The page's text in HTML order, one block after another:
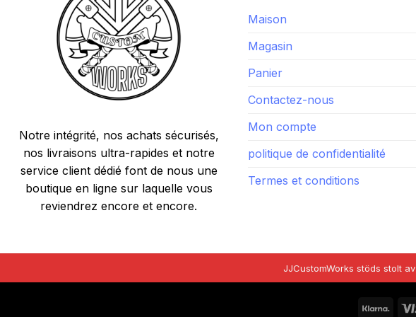
Notre intégrité, nos achats sécurisés,
nos livraisons ultra-rapides et notre
service client dédié font de nous une
boutique en ligne sur laquelle vous
reviendrez encore et encore.
Maison
Magasin
Panier
Contactez-nous
Mon compte
politique de confidentialité
Termes et conditions
JJCustomWorks stöds stolt av